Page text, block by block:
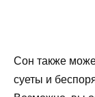
Сон также
суеты и